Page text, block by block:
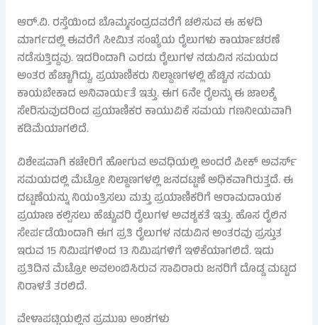
ಆರ್.ವಿ. ರಸ್ತೆಯಿಂದ ಬೊಮ್ಮಸಂದ್ರದವರೆಗೆ ಚಲಿಸುವ ಈ ಹಳದಿ
ಮಾರ್ಗದಲ್ಲಿ ಈವರೆಗೆ ಸೀಮಿತ ಸಂಖ್ಯೆಯ ರೈಲುಗಳು ಕಾರ್ಯಾಚರಣೆ
ನಡೆಸುತ್ತಿದ್ದವು. ಇದರಿಂದಾಗಿ ಎರಡು ರೈಲುಗಳ ನಡುವಿನ ಸಮಯದ
ಅಂತರ ಹೆಚ್ಚಾಗಿದ್ದು, ಪ್ರಯಾಣಿಕರು ನಿಲ್ದಾಣಗಳಲ್ಲಿ ಹೆಚ್ಚಿನ ಸಮಯ
ಕಾಯಬೇಕಾದ ಅನಿವಾರ್ಯತೆ ಇತ್ತು. ಈಗ 6ನೇ ರೈಲನ್ನು ಈ ಜಾಲಕ್ಕೆ
ಸೇರಿಸುವುದರಿಂದ ಪ್ರಯಾಣಿಕರ ಕಾಯುವಿಕೆ ಸಮಯ ಗಣನೀಯವಾಗಿ
ಕಡಿಮೆಯಾಗಲಿದೆ.
ವಿಶೇಷವಾಗಿ ಕಚೇರಿಗೆ ಹೋಗುವ ಅವಧಿಯಲ್ಲಿ ಅಂದರೆ ಪೀಕ್ ಅವರ್ಸ್
ಸಮಯದಲ್ಲಿ ಮೆಟ್ರೋ ನಿಲ್ದಾಣಗಳಲ್ಲಿ ಜನದಟ್ಟಣೆ ಅಧಿಕವಾಗಿರುತ್ತದೆ. ಈ
ದಟ್ಟಣೆಯನ್ನು ನಿಯಂತ್ರಿಸಲು ಮತ್ತು ಪ್ರಯಾಣಿಕರಿಗೆ ಆರಾಮದಾಯಕ
ಪ್ರಯಾಣ ಕಲ್ಪಿಸಲು ಹೆಚ್ಚುವರಿ ರೈಲುಗಳ ಅವಶ್ಯಕತೆ ಇತ್ತು. ಹೊಸ ರೈಲಿನ
ಸೇರ್ಪಡೆಯಿಂದಾಗಿ ಈಗ ಪ್ರತಿ ರೈಲುಗಳ ನಡುವಿನ ಅಂತರವು ಪ್ರಸ್ತುತ
ಇರುವ 15 ನಿಮಿಷಗಳಿಂದ 13 ನಿಮಿಷಗಳಿಗೆ ಇಳಿಕೆಯಾಗಲಿದೆ. ಇದು
ಪ್ರತಿದಿನ ಮೆಟ್ರೋ ಅವಲಂಬಿಸಿರುವ ಸಾವಿರಾರು ಜನರಿಗೆ ದೊಡ್ಡ ಮಟ್ಟದ
ನಿರಾಳತೆ ತರಲಿದೆ.
ವೇಳಾಪಟ್ಟಿಯಲ್ಲಿನ ಪ್ರಮುಖ ಅಂಶಗಳು